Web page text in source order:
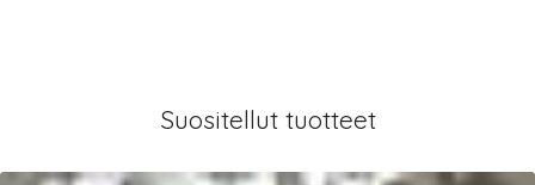
Suositellut tuotteet